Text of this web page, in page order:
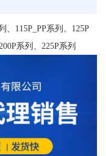
、115P_PP系列、125P
系列、225P系列